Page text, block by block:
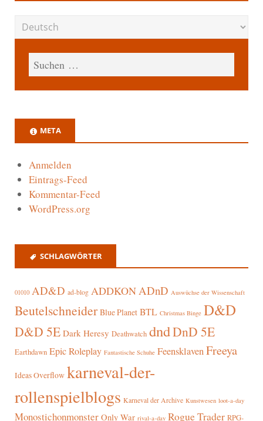
META
Anmelden
Eintrags-Feed
Kommentar-Feed
WordPress.org
SCHLAGWÖRTER
01010 AD&D ad-blog ADDKONADnD Auswüchse der Wissenschaft
Beutelschneider Blue Planet BTL Christmas Binge D&D
D&D 5E Dark Heresy Deathwatch dndDnD 5E
Earthdawn Epic Roleplay Fantastische Schuhe FeensklavenFreeya
Ideas Overflow karneval-der-
rollenspielblogs Karneval der Archive Kunstwesen loot-a-day
Monostichonmonster Only War rival-a-day Rogue Trader RPG-